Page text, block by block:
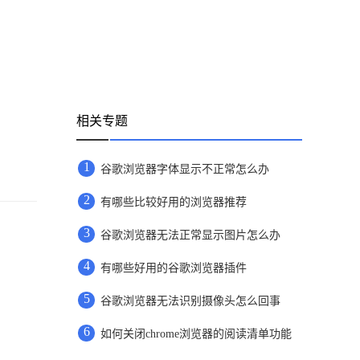
相关专题
1 谷歌浏览器字体显示不正常怎么办
2 有哪些比较好用的浏览器推荐
3 谷歌浏览器无法正常显示图片怎么办
4 有哪些好用的谷歌浏览器插件
5 谷歌浏览器无法识别摄像头怎么回事
6 如何关闭chrome浏览器的阅读清单功能